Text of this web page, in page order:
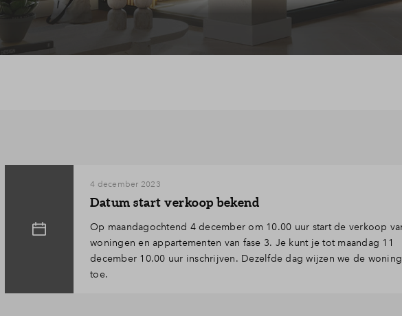
4 december 2023
Datum start verkoop bekend
Op maandagochtend 4 december om 10.00 uur start de verkoop
woningen en appartementen van fase 3. Je kunt je tot maandag 11
december 10.00 uur inschrijven. Dezelfde dag wijzen we de
toe.